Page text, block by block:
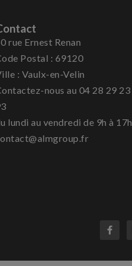
rue Ernest Renan
Postal : 69120
: Vaulx-en-Velin
nous au 04 28 29 23
lundi au vendredi de 9h à 17h